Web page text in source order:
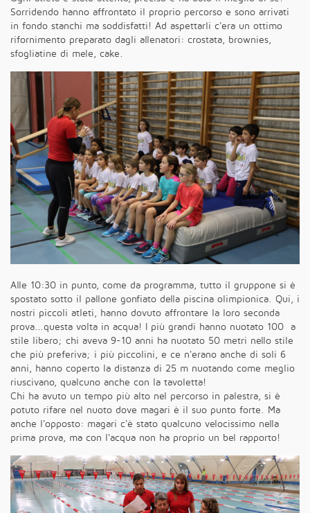
Sorridendo hanno affrontato il proprio percorso e sono arrivati
in fondo stanchi ma soddisfatti! Ad aspettarli c'era un ottimo
rifornimento preparato dagli allenatori: crostata, brownies,
sfogliatine di mele, cake.
Alle 10:30 in punto, come da programma, tutto il gruppone si è
spostato sotto il pallone gonfiato della piscina olimpionica. Qui, i
nostri piccoli atleti, hanno dovuto affrontare la loro seconda
prova...questa volta in acqua! I più grandi hanno nuotato 100 a
stile libero; chi aveva 9-10 anni ha nuotato 50 metri nello stile
che più preferiva; i più piccolini, e ce n'erano anche di soli 6
anni, hanno coperto la distanza di 25 m nuotando come meglio
riuscivano, qualcuno anche con la tavoletta!
Chi ha avuto un tempo più alto nel percorso in palestra, si è
potuto rifare nel nuoto dove magari è il suo punto forte. Ma
anche l'opposto: magari c'è stato qualcuno velocissimo nella
prima prova, ma con l'acqua non ha proprio un bel rapporto!